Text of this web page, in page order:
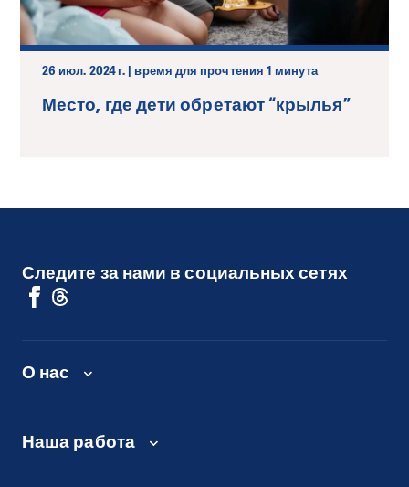
26 июл. 2024 г. | время для прочтения 1 минута
Место, где дети обретают “крылья”
Следите за нами в социальных сетях
О нас
Наша работа